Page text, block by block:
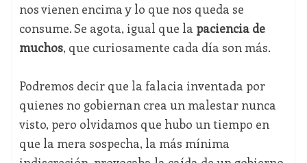
nos vienen encima y lo que nos queda se
consume. Se agota, igual que la paciencia de
muchos, que curiosamente cada día son más.
Podremos decir que la falacia inventada por
quienes no gobiernan crea un malestar nunca
visto, pero olvidamos que hubo un tiempo en
que la mera sospecha, la más mínima